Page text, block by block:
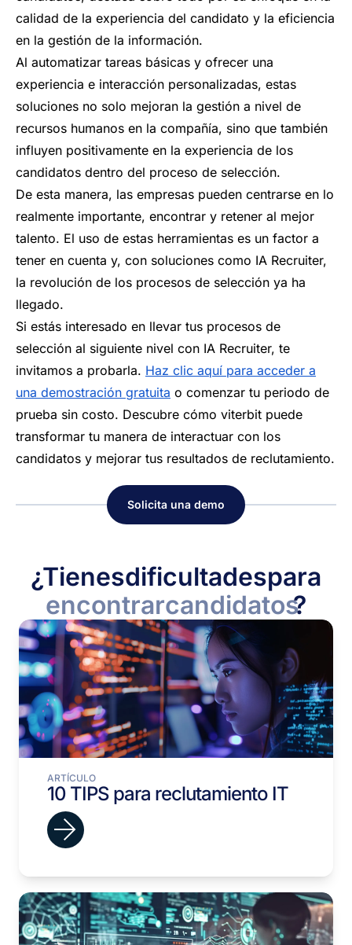
calidad de la experiencia del candidato y la eficiencia
en la gestión de la información.
Al automatizar tareas básicas y ofrecer una
experiencia e interacción personalizadas, estas
soluciones no solo mejoran la gestión a nivel de
recursos humanos en la compañía, sino que también
influyen positivamente en la experiencia de los
candidatos dentro del proceso de selección.
De esta manera, las empresas pueden centrarse en lo
realmente importante, encontrar y retener al mejor
talento. El uso de estas herramientas es un factor a
tener en cuenta y, con soluciones como IA Recruiter,
la revolución de los procesos de selección ya ha
llegado.
Si estás interesado en llevar tus procesos de
selección al siguiente nivel con IA Recruiter, te
invitamos a probarla. Haz clic aquí para acceder a
una demostración gratuita o comenzar tu periodo de
prueba sin costo. Descubre cómo viterbit puede
transformar tu manera de interactuar con los
candidatos y mejorar tus resultados de reclutamiento.
Solicita una demo
¿Tienesdificultadespara
encontrarcandidatos?
ARTÍCULO
10 TIPS para reclutamiento IT